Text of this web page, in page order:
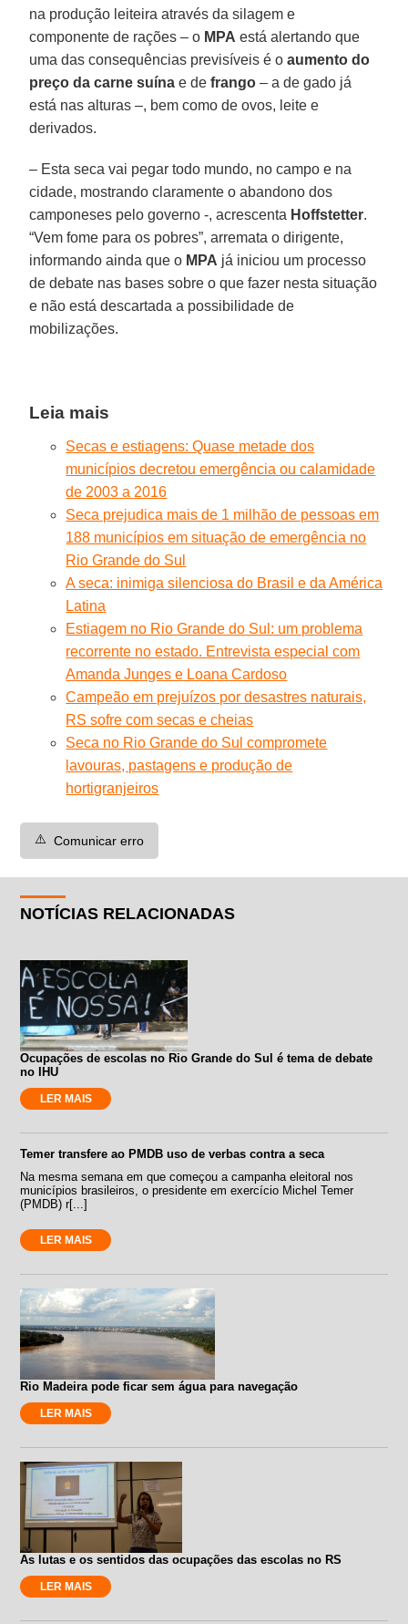
na produção leiteira através da silagem e
componente de rações – o MPA está alertando que
uma das consequências previsíveis é oaumento do
preço da carne suína e defrango – a de gado já
está nas alturas –, bem como de ovos, leite e
derivados.
– Esta seca vai pegar todo mundo, no campo e na
cidade, mostrando claramente o abandono dos
camponeses pelo governo -, acrescenta Hoffstetter.
“Vem fome para os pobres”, arremata o dirigente,
informando ainda que o MPA já iniciou um processo
de debate nas bases sobre o que fazer nesta situação
e não está descartada a possibilidade de
mobilizações.
Leia mais
Secas e estiagens: Quase metade dos
municípios decretou emergência ou calamidade
de 2003 a 2016
Seca prejudica mais de 1 milhão de pessoas em
188 municípios em situação de emergência no
Rio Grande do Sul
A seca: inimiga silenciosa do Brasil e da América
Latina
Estiagem no Rio Grande do Sul: um problema
recorrente no estado. Entrevista especial com
Amanda Junges e Loana Cardoso
Campeão em prejuízos por desastres naturais,
RS sofre com secas e cheias
Seca no Rio Grande do Sul compromete
lavouras, pastagens e produção de
hortigranjeiros
⚠️ Comunicar erro
NOTÍCIAS RELACIONADAS
Ocupações de escolas no Rio Grande do Sul é tema de debate
no IHU
LER MAIS
Temer transfere ao PMDB uso de verbas contra a seca
Na mesma semana em que começou a campanha eleitoral nos
municípios brasileiros, o presidente em exercício Michel Temer
(PMDB) r[...]
LER MAIS
Rio Madeira pode ficar sem água para navegação
LER MAIS
As lutas e os sentidos das ocupações das escolas no RS
LER MAIS